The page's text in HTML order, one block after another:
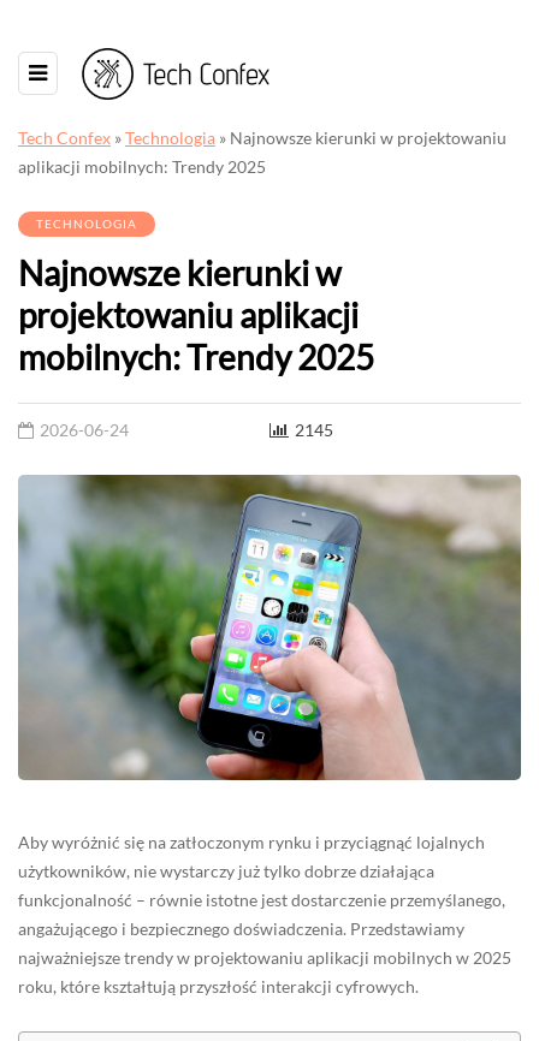
Tech Confex »Technologia » Najnowsze kierunki w projektowaniu
aplikacji mobilnych: Trendy 2025
TECHNOLOGIA
Najnowsze kierunki w
projektowaniu aplikacji
mobilnych: Trendy 2025
2026-06-24 2145
Aby wyróżnić się na zatłoczonym rynku i przyciągnąć lojalnych
użytkowników, nie wystarczy już tylko dobrze działająca
funkcjonalność – równie istotne jest dostarczenie przemyślanego,
angażującego i bezpiecznego doświadczenia. Przedstawiamy
najważniejsze trendy w projektowaniu aplikacji mobilnych w 2025
roku, które kształtują przyszłość interakcji cyfrowych.